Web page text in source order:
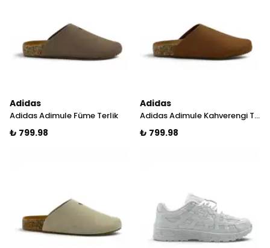
Adidas
Adidas Adimule Füme Terlik
₺ 799.98
Adidas
Adidas Adimule Kahverengi Terlik
₺ 799.98